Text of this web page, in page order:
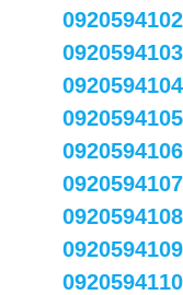
0920594102
0920594103
0920594104
0920594105
0920594106
0920594107
0920594108
0920594109
0920594110